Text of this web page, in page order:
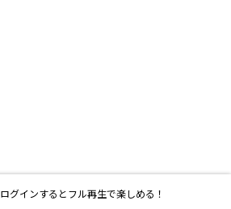
ログインするとフル再生で楽しめる！